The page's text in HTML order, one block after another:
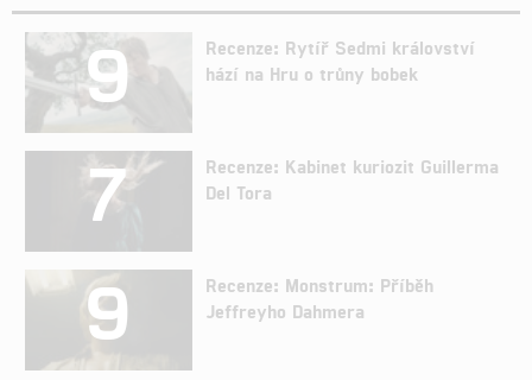
9
Recenze: Rytíř Sedmi království
hází na Hru o trůny bobek
7
Recenze: Kabinet kuriozit Guillerma
Del Tora
9
Recenze: Monstrum: Příběh
Jeffreyho Dahmera